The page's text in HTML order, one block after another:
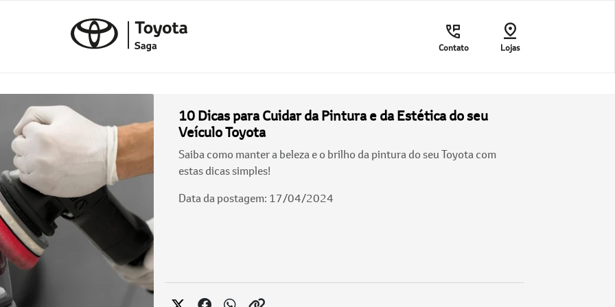
Contato Lojas
10 Dicas para Cuidar da Pintura e da Estética do seu
Veículo Toyota
Saiba como manter a beleza e o brilho da pintura do seu Toyota com
estas dicas simples!
Data da postagem: 17/04/2024